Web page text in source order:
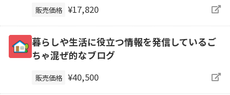
販売価格 ¥17,820
暮らしや生活に役立つ情報を発信しているご
ちゃ混ぜ的なブログ
販売価格 ¥40,500